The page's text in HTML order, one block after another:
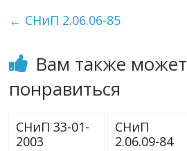
← СНиП 2.06.06-85
Вам также может
понравиться
СНиП 33-01-
2003
СНиП
2.06.09-84